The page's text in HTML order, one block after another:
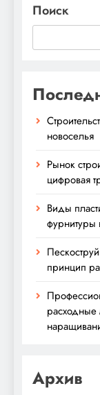
Поиск
новоселья
Рынок
цифровая
Виды
фурнитуры
принцип
расходные
Архив